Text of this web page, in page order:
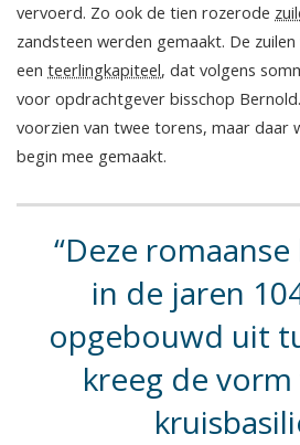
vervoerd. Zo ook de tien rozerode
zandsteen werden gemaakt. De
een teerlingkapiteel, dat volgens
voor opdrachtgever bisschop
voorzien van twee torens, maar daar
begin mee gemaakt.
Deze
in de jaren
opgebouwd uit
kreeg de vorm